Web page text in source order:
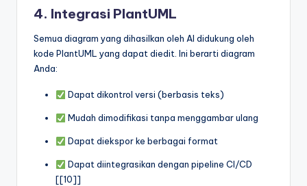
4. Integrasi PlantUML
Semua diagram yang dihasilkan oleh AI didukung oleh
kode PlantUML yang dapat diedit. Ini berarti diagram
Anda:
Dapat dikontrol versi (berbasis teks)
Mudah dimodifikasi tanpa menggambar ulang
Dapat diekspor ke berbagai format
Dapat diintegrasikan dengan pipeline CI/CD
[[10]]